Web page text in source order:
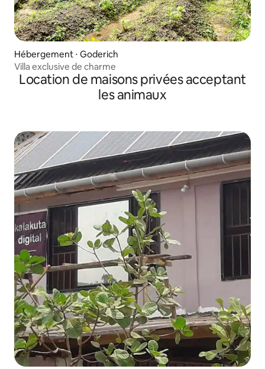
Hébergement ⋅ Goderich
Villa exclusive de charme
Location de maisons privées acceptant
les animaux